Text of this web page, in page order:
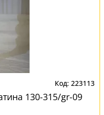
223113
130-315/gr-09